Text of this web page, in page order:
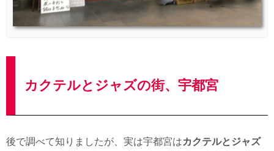
カクテルとジャズの街、宇都宮
後で調べて知りましたが、実は宇都宮はカクテルとジャズ